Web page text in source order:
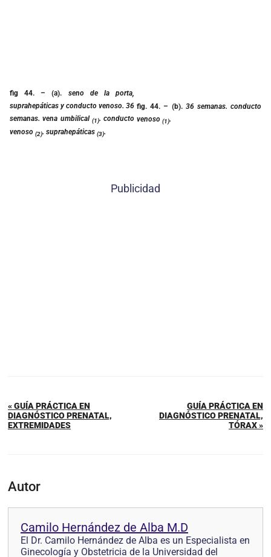
fig 44. – (a). seno de la porta,
suprahepáticas y conducto venoso. 36
semanas. vena umbilical (1). conducto
venoso (2). suprahepáticas (3).
fig. 44. – (b).36 semanas. conducto
venoso (1).
Publicidad
« GUÍA PRÁCTICA EN
DIAGNÓSTICO PRENATAL,
EXTREMIDADES
GUÍA PRÁCTICA EN
DIAGNÓSTICO PRENATAL,
TÓRAX »
Autor
Camilo Hernández de Alba M.D
El Dr. Camilo Hernández de Alba es un Especialista en
Ginecología y Obstetricia de la Universidad del